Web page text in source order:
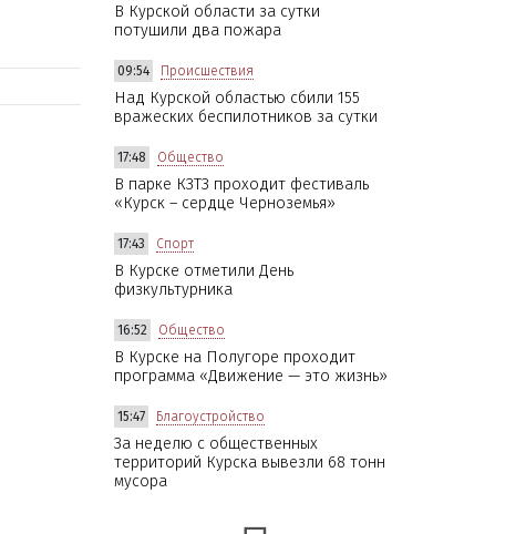
В Курской области за сутки
потушили два пожара
09:54 Происшествия
Над Курской областью сбили 155
вражеских беспилотников за сутки
17:48 Общество
В парке КЗТЗ проходит фестиваль
«Курск – сердце Черноземья»
17:43 Спорт
В Курске отметили День
физкультурника
16:52 Общество
В Курске на Полугоре проходит
программа «Движение — это жизнь»
15:47 Благоустройство
За неделю с общественных
территорий Курска вывезли 68 тонн
мусора